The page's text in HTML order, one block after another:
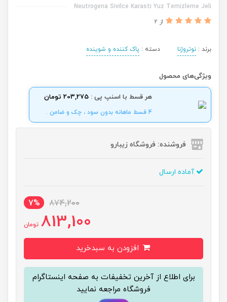
Neutrogena Sivilce Karasti Yuz Temizleme Jeli
از 2
برند : نوتروژنا دسته : پاک کننده و شوینده
ویژگی‌های محصول
هر قسط با اسنپ پی : 203,275 تومان
4 قسط ماهانه بدون سود ، چک و ضامن .
فروشنده: فروشگاه زیبارو
آماده ارسال
874,200
7%
813,100 تومان
برای اطلاع از آخرین تخفیفات به صفحه اینستاگرام
فروشگاه مراجعه نمایید